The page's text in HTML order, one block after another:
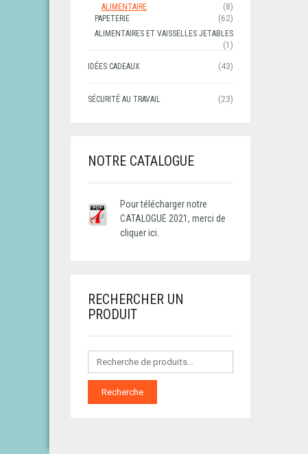
ALIMENTAIRE
(8)
PAPETERIE
(62)
ALIMENTAIRES ET VAISSELLES JETABLES
(1)
IDÉES CADEAUX (43)
SÉCURITÉ AU TRAVAIL (23)
NOTRE CATALOGUE
Pour télécharger notre
CATALOGUE 2021, merci de
cliquer ici.
RECHERCHER UN
PRODUIT
Recherche